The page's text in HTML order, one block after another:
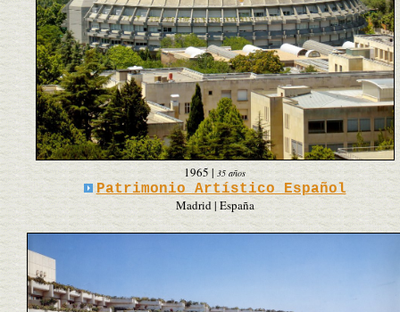
1965| 35 años
Patrimonio Artístico Español
Madrid | España